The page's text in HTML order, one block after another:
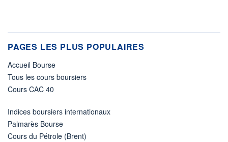
PAGES LES PLUS POPULAIRES
Accueil Bourse
Tous les cours boursiers
Cours CAC 40
Indices boursiers internationaux
Palmarès Bourse
Cours du Pétrole (Brent)